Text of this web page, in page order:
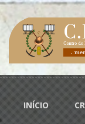
Passar para o
Menu
INÍCIO